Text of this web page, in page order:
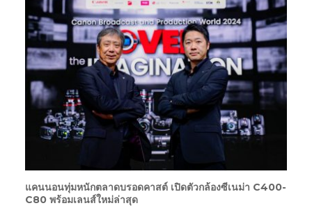
แคนนอนทุ่มหนักตลาดบรอดคาสต์ เปิดตัวกล้องซีเนม่า C400-
C80 พร้อมเลนส์ใหม่ล่าสุด